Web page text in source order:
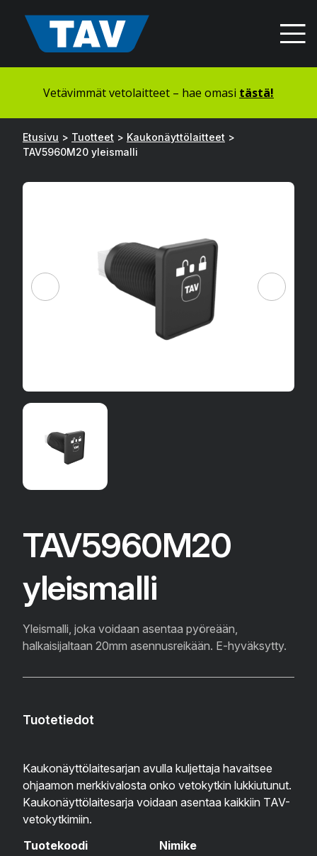
sisältöön
Vetävimmät vetolaitteet – hae omasi tästä!
Etusivu > Tuotteet > Kaukonäyttölaitteet >
TAV5960M20 yleismalli
TAV5960M20
yleismalli
Yleismalli, joka voidaan asentaa pyöreään,
halkaisijaltaan 20mm asennusreikään. E-hyväksytty.
Tuotetiedot
Kaukonäyttölaitesarjan avulla kuljettaja havaitsee
ohjaamon merkkivalosta onko vetokytkin lukkiutunut.
Kaukonäyttölaitesarja voidaan asentaa kaikkiin TAV-
vetokytkimiin.
Tuotekoodi
Nimike